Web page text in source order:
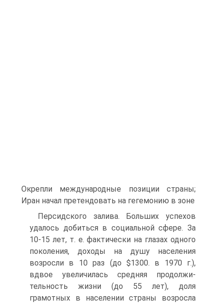
Окрепли международные позиции страны;
Иран начал претендовать на гегемонию в зоне
Персидского залива. Больших успехов
удалось добиться в социальной сфере. За
10-15 лет, т. е. фактически на глазах одного
поколения, доходы на душу населе­ния
возросли в 10 раз (до $1300. в 1970 г.),
вдвое увеличилась средняя продолжи­
тельность жизни (до 55 лет), доля
грамотных в населении страны возросла